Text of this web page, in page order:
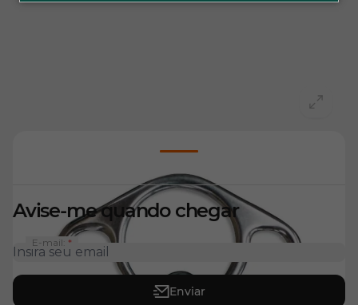
Avise-me quando chegar
E-mail:
Enviar